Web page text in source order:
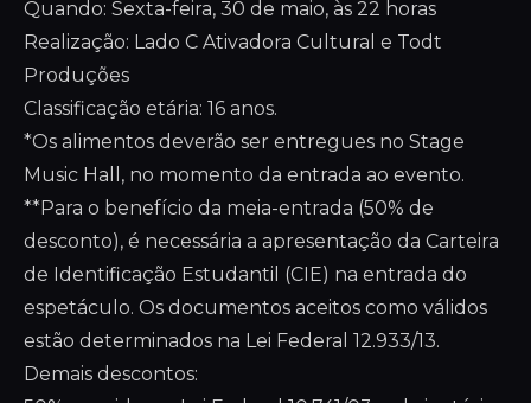
Quando: Sexta-feira, 30 de maio, às 22 horas
Realização: Lado C Ativadora Cultural e Todt
Produções
Classificação etária: 16 anos.
*Os alimentos deverão ser entregues no Stage
Music Hall, no momento da entrada ao evento.
**Para o benefício da meia-entrada (50% de
desconto), é necessária a apresentação da Carteira
de Identificação Estudantil (CIE) na entrada do
espetáculo. Os documentos aceitos como válidos
estão determinados na Lei Federal 12.933/13.
Demais descontos: